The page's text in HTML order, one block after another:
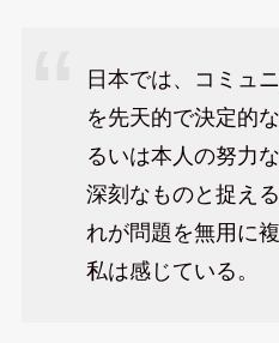
日本では、コミュ
を先天的で決定的
るいは本人の努力
深刻なものと捉え
れが問題を無用に
私は感じている。